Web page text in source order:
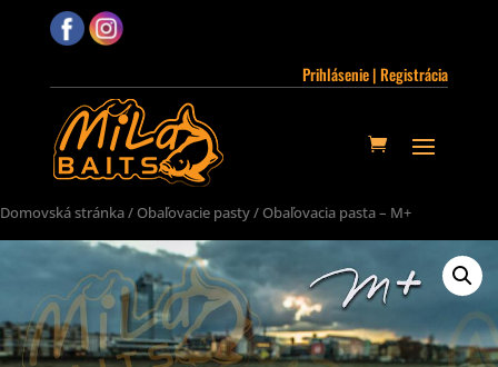
Prihlásenie | Registrácia
Domovská stránka/ Obaľovacie pasty/ Obaľovacia pasta – M+